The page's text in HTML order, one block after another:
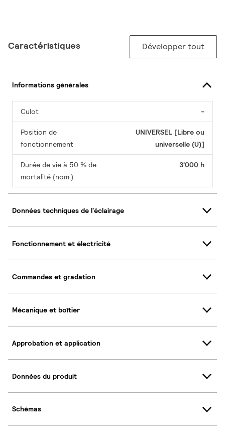
Caractéristiques Développer tout
Informations générales
Culot -
Position de
fonctionnement
UNIVERSEL [Libre ou
universelle (U)]
Durée de vie à 50 % de
mortalité (nom.)
3'000 h
Données techniques de l'éclairage
Fonctionnement et électricité
Commandes et gradation
Mécanique et boîtier
Approbation et application
Données du produit
Schémas